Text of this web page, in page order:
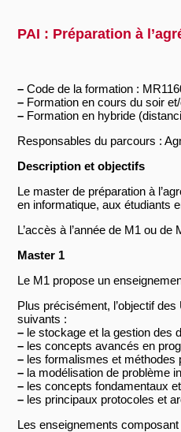
PAI : Préparation à
– Code de la formation :
– Formation en cours du soir
– Formation en hybride
Responsables du parcours :
Description et objectifs
Le master de préparation à
en informatique, aux étudiants
L’accès à l’année de M1 ou
Master 1
Le M1 propose un
Plus précisément, l’objectif
suivants :
– le stockage et la gestion des
– les concepts avancés en
– les formalismes et méthodes
– la modélisation de problème
– les concepts fondamentaux
– les principaux protocoles et
Les enseignements